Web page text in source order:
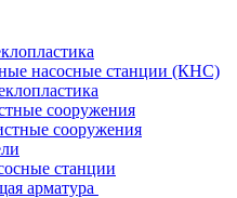
насосные станции (КНС)
сооружения
сооружения
станции
арматура